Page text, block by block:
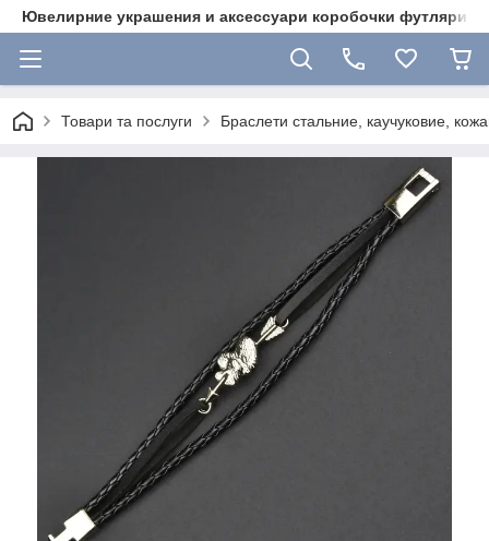
Ювелирние украшения и аксессуари коробочки футляри
Товари та послуги Браслети стальние, каучуковие,